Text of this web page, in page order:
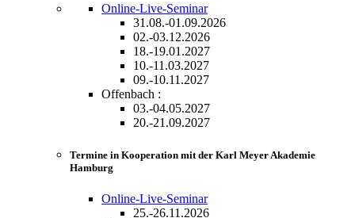
Online-Live-Seminar
31.08.-01.09.2026
02.-03.12.2026
18.-19.01.2027
10.-11.03.2027
09.-10.11.2027
Offenbach :
03.-04.05.2027
20.-21.09.2027
Termine in Kooperation mit der Karl Meyer Akademie
Hamburg
Online-Live-Seminar
25.-26.11.2026